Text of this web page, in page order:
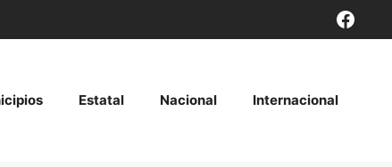
Estatal Nacional Internacional